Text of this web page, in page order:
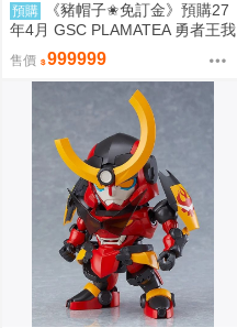
預購
《豬帽子✬免訂金》預購27
年4月 GSC PLAMATEA 勇者王我
王凱牙 獅子王凱 0906
售價 999999